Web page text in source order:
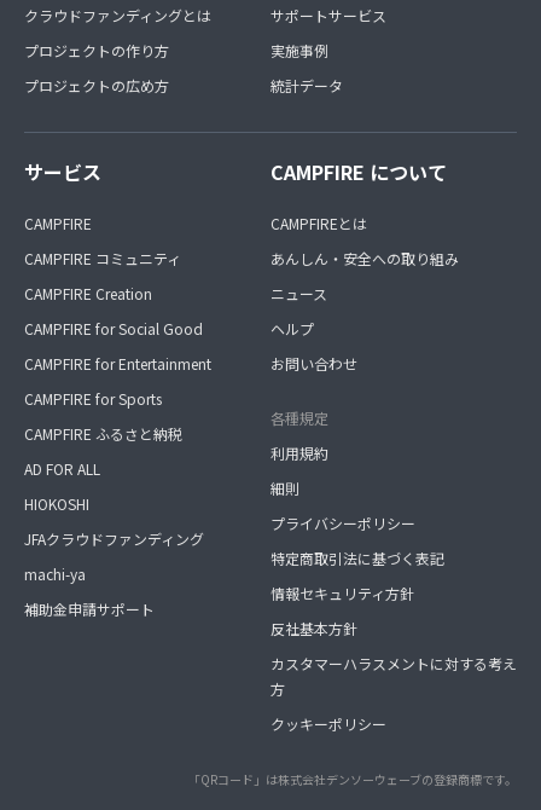
クラウドファンディングとは
プロジェクトの作り方
プロジェクトの広め方
サポートサービス
実施事例
統計データ
サービス
CAMPFIRE
CAMPFIRE コミュニティ
CAMPFIRE Creation
CAMPFIRE for Social Good
CAMPFIRE for Entertainment
CAMPFIRE for Sports
CAMPFIRE ふるさと納税
AD FOR ALL
HIOKOSHI
JFAクラウドファンディング
machi-ya
補助金申請サポート
CAMPFIRE について
CAMPFIREとは
あんしん・安全への取り組み
ニュース
ヘルプ
お問い合わせ
各種規定
利用規約
細則
プライバシーポリシー
特定商取引法に基づく表記
情報セキュリティ方針
反社基本方針
カスタマーハラスメントに対する考え
方
クッキーポリシー
「QRコード」は株式会社デンソーウェーブの登録商標です。